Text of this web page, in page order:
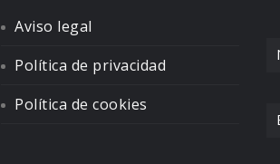
Aviso legal
Política de privacidad
Política de cookies